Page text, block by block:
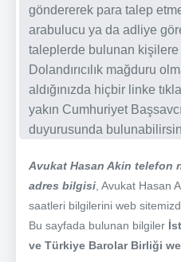
göndererek para talep
arabulucu ya da adliye
taleplerde bulunan
Dolandırıcılık mağduru
aldığınızda hiçbir linke
yakın Cumhuriyet
duyurusunda
Avukat Hasan Akin telefon
adres bilgisi , Avukat Hasan
saatleri bilgilerini web
Bu sayfada bulunan bilgiler
ve Türkiye Barolar Birliği